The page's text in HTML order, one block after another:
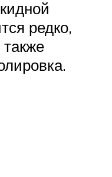
редко,
также